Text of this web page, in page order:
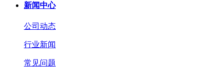
新闻中心
公司动态
行业新闻
常见问题